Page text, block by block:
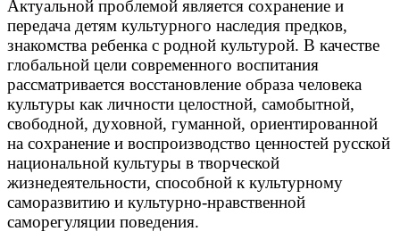
Актуальной проблемой является сохранение и
передача детям культурного наследия предков,
знакомства ребенка с родной культурой. В качестве
глобальной цели современного воспитания
рассматривается восстановление образа человека
культуры как личности целостной, самобытной,
свободной, духовной, гуманной, ориентированной
на сохранение и воспроизводство ценностей русской
национальной культуры в творческой
жизнедеятельности, способной к культурному
саморазвитию и культурно-нравственной
саморегуляции поведения.